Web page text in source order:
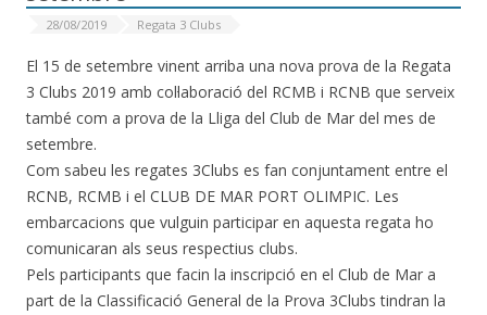
28/08/2019 Regata 3 Clubs
El 15 de setembre vinent arriba una nova prova de la Regata
3 Clubs 2019 amb col·laboració del RCMB i RCNB que serveix
també com a prova de la Lliga del Club de Mar del mes de
setembre.
Com sabeu les regates 3Clubs es fan conjuntament entre el
RCNB, RCMB i el CLUB DE MAR PORT OLIMPIC. Les
embarcacions que vulguin participar en aquesta regata ho
comunicaran als seus respectius clubs.
Pels participants que facin la inscripció en el Club de Mar a
part de la Classificació General de la Prova 3Clubs tindran la